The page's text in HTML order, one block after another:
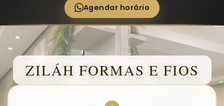
Agendar horário
ZILÁH FORMAS E FIOS